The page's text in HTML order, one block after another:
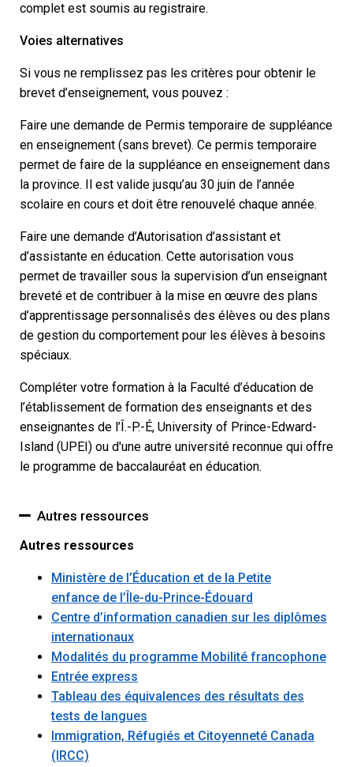
complet est soumis au registraire.
Voies alternatives
Si vous ne remplissez pas les critères pour obtenir le
brevet d’enseignement, vous pouvez :
Faire une demande de Permis temporaire de suppléance
en enseignement (sans brevet). Ce permis temporaire
permet de faire de la suppléance en enseignement dans
la province. Il est valide jusqu’au 30 juin de l’année
scolaire en cours et doit être renouvelé chaque année.
Faire une demande d’Autorisation d’assistant et
d’assistante en éducation. Cette autorisation vous
permet de travailler sous la supervision d’un enseignant
breveté et de contribuer à la mise en œuvre des plans
d’apprentissage personnalisés des élèves ou des plans
de gestion du comportement pour les élèves à besoins
spéciaux.
Compléter votre formation à la Faculté d’éducation de
l’établissement de formation des enseignants et des
enseignantes de l’Î.-P.-É, University of Prince-Edward-
Island (UPEI) ou d'une autre université reconnue qui offre
le programme de baccalauréat en éducation.
Autres ressources
Autres ressources
Ministère de l’Éducation et de la Petite
enfance de l’Île-du-Prince-Édouard
Centre d’information canadien sur les diplômes
internationaux
Modalités du programme Mobilité francophone
Entrée express
Tableau des équivalences des résultats des
tests de langues
Immigration, Réfugiés et Citoyenneté Canada
(IRCC)